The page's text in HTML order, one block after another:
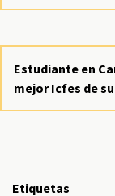
Estudiante en
mejor Icfes de
Etiquetas